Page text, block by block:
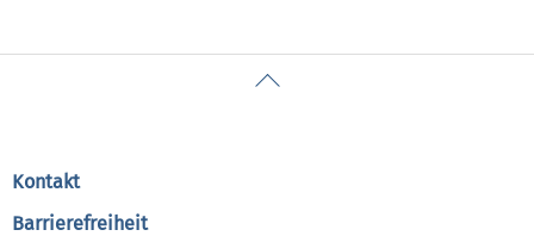
Back
Kontakt
Barrierefreiheit